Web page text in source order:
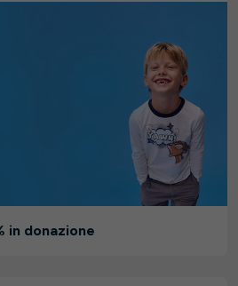
in donazione